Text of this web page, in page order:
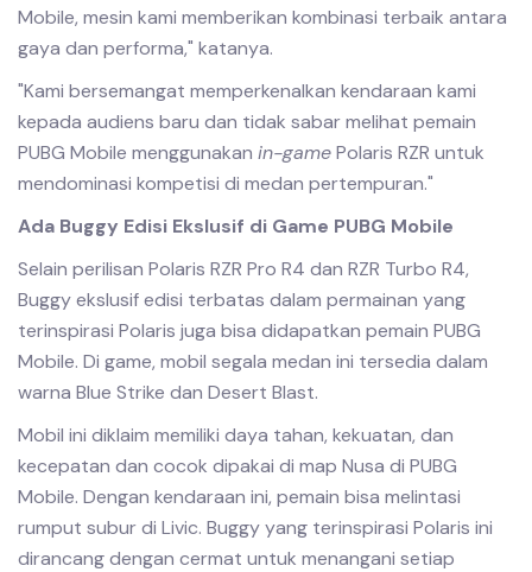
Mobile, mesin kami memberikan kombinasi terbaik antara
gaya dan performa," katanya.
"Kami bersemangat memperkenalkan kendaraan kami
kepada audiens baru dan tidak sabar melihat pemain
PUBG Mobile menggunakan in-gamePolaris RZR untuk
mendominasi kompetisi di medan pertempuran."
Ada Buggy Edisi Ekslusif di Game PUBG Mobile
Selain perilisan Polaris RZR Pro R4 dan RZR Turbo R4,
Buggy ekslusif edisi terbatas dalam permainan yang
terinspirasi Polaris juga bisa didapatkan pemain PUBG
Mobile. Di game, mobil segala medan ini tersedia dalam
warna Blue Strike dan Desert Blast.
Mobil ini diklaim memiliki daya tahan, kekuatan, dan
kecepatan dan cocok dipakai di map Nusa di PUBG
Mobile. Dengan kendaraan ini, pemain bisa melintasi
rumput subur di Livic. Buggy yang terinspirasi Polaris ini
dirancang dengan cermat untuk menangani setiap